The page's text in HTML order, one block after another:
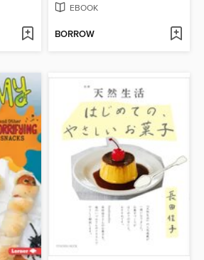
EBOOK
BORROW